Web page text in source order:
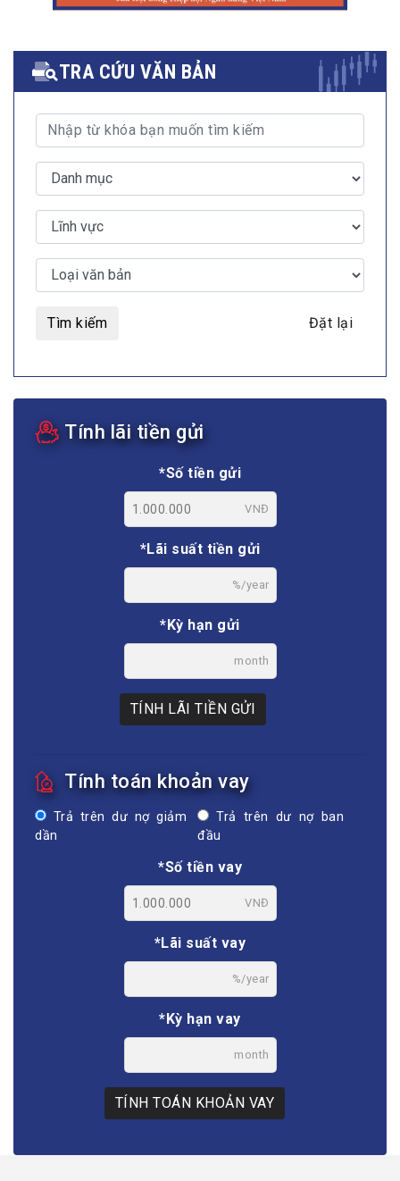
TRA CỨU VĂN BẢN
Tìm kiếm Đặt lại
Tính lãi tiền gửi
*Số tiền gửi
VNĐ
*Lãi suất tiền gửi
%/year
*Kỳ hạn gửi
month
TÍNH LÃI TIỀN GỬI
Tính toán khoản vay
Trả trên dư nợ giảm
dần
Trả trên dư nợ ban
đầu
*Số tiền vay
VNĐ
*Lãi suất vay
%/year
*Kỳ hạn vay
month
TÍNH TOÁN KHOẢN VAY